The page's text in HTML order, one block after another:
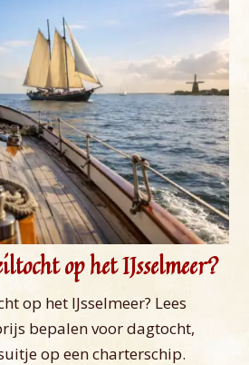
op het IJsselmeer?
op het IJsselmeer? Lees
bepalen voor dagtocht,
op een charterschip.